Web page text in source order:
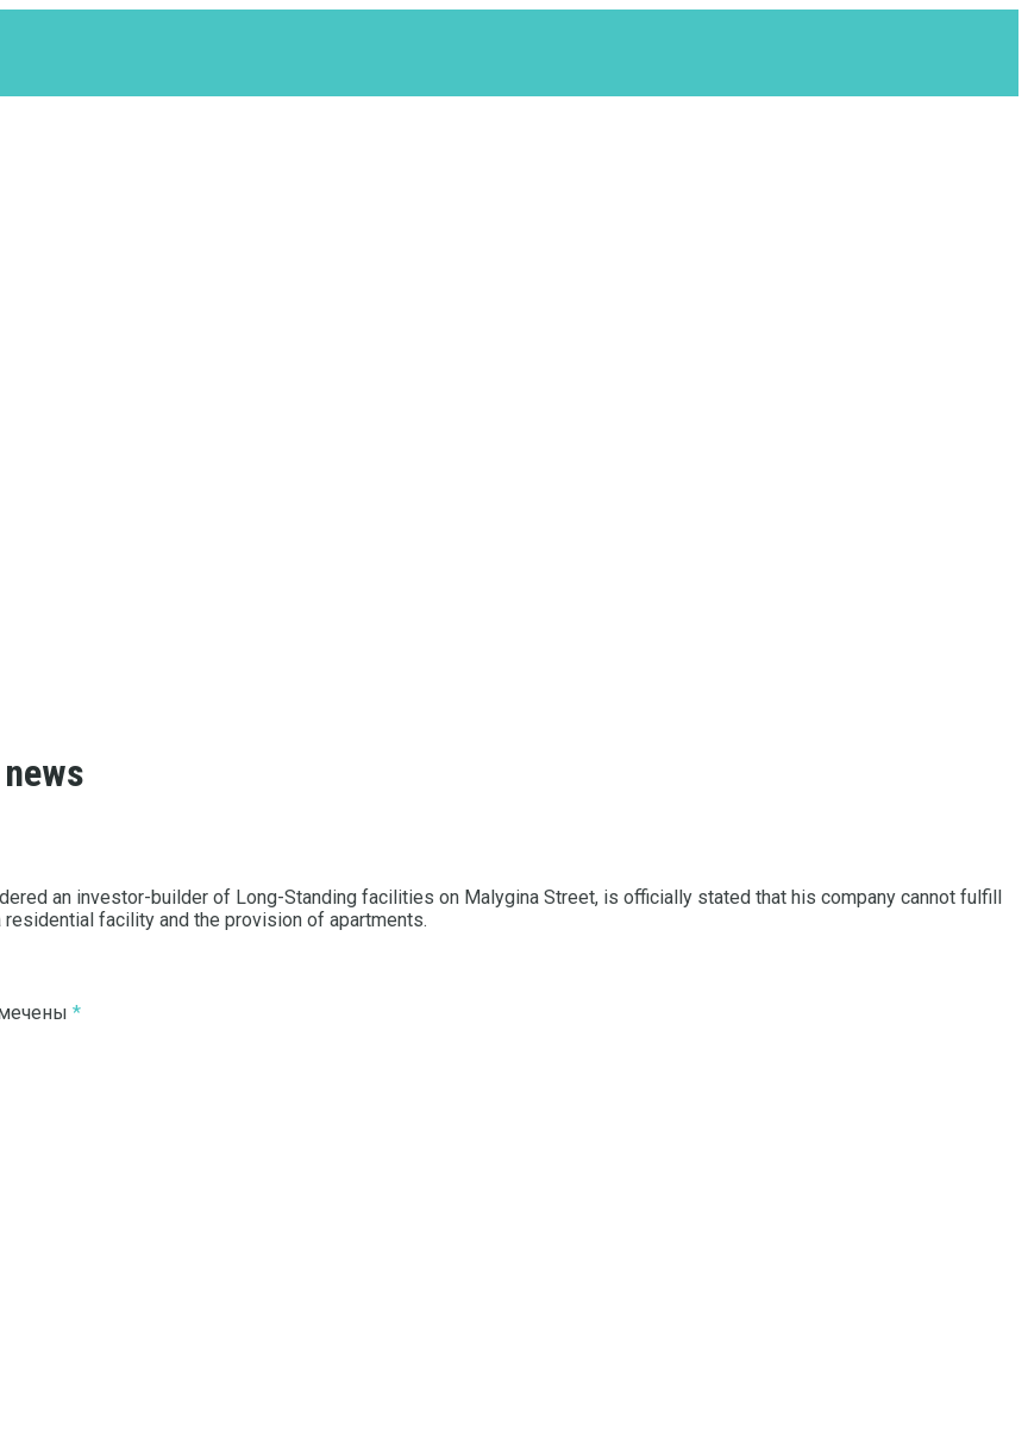
an investor-builder of Long-Standing facilities on Malygina Street, is officially stated that his company cannot fulfill
facility and the provision of apartments.
*